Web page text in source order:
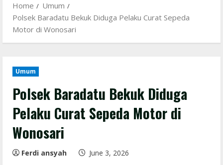
Home
Umum
Polsek Baradatu Bekuk Diduga Pelaku Curat Sepeda
Motor di Wonosari
Umum
Polsek Baradatu Bekuk Diduga
Pelaku Curat Sepeda Motor di
Wonosari
Ferdi ansyah June 3, 2026